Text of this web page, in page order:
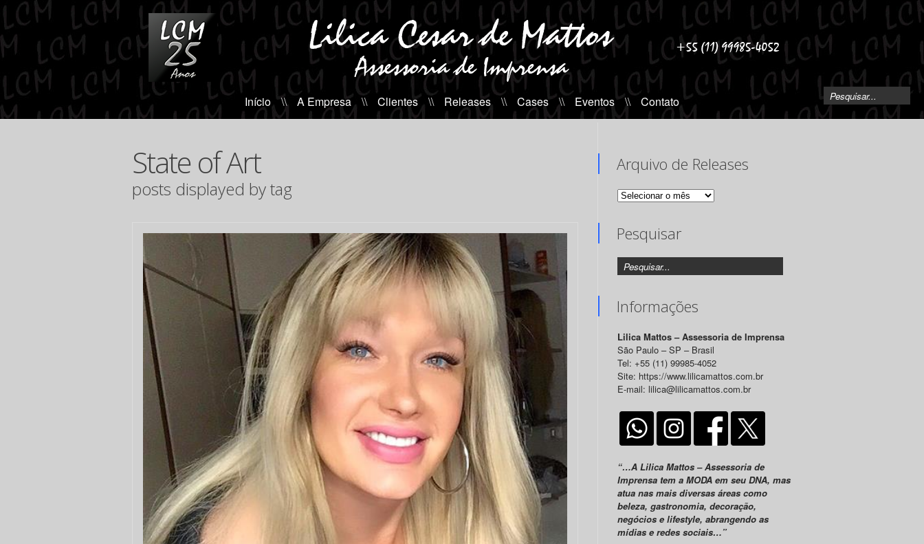
Início \\ A Empresa \\ Clientes \\ Releases \\ Cases \\ Eventos \\ Contato
State of Art
posts displayed by tag
Arquivo de Releases
Arquivo
Pesquisar
Informações
Lilica Mattos – Assessoria de Imprensa
São Paulo – SP – Brasil
Tel: +55 (11) 99985-4052
Site: https://www.lilicamattos.com.br
E-mail: lilica@lilicamattos.com.br
“…A Lilica Mattos – Assessoria de
Imprensa tem a MODA em seu DNA, mas
atua nas mais diversas áreas como
beleza, gastronomia, decoração,
negócios e lifestyle, abrangendo as
mídias e redes sociais…”